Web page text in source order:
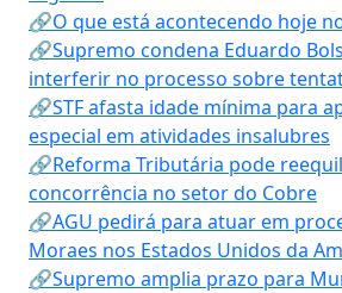
🔗O que está acontecendo hoje
🔗Supremo condena Eduardo
interferir no processo sobre
🔗STF afasta idade mínima para
especial em atividades insalubres
🔗Reforma Tributária pode
concorrência no setor do Cobre
🔗AGU pedirá para atuar em
Moraes nos Estados Unidos da
🔗Supremo amplia prazo para